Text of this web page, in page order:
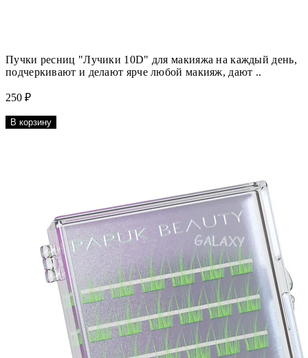
Пучки ресниц "Лучики 10D" для макияжа на каждый день,
подчеркивают и делают ярче любой макияж, дают ..
250 ₽
В корзину